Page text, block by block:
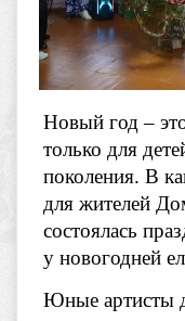
Новый год –
только для
поколения. В
для жителей
состоялась
у новогодней
Юные артисты